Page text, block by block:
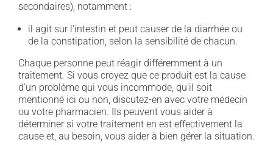
secondaires), notamment :
il agit sur l'intestin et peut causer de la diarrhée ou
de la constipation, selon la sensibilité de chacun.
Chaque personne peut réagir différemment à un
traitement. Si vous croyez que ce produit est la cause
d'un problème qui vous incommode, qu'il soit
mentionné ici ou non, discutez-en avec votre médecin
ou votre pharmacien. Ils peuvent vous aider à
déterminer si votre traitement en est effectivement la
cause et, au besoin, vous aider à bien gérer la situation.